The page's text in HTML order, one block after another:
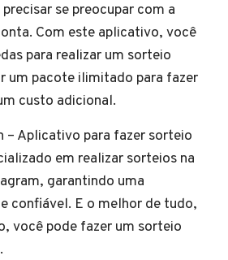
se preocupar com a
Com este aplicativo, você
para realizar um sorteio
um pacote ilimitado para fazer
custo adicional.
– Aplicativo para fazer sorteio
em realizar sorteios na
garantindo uma
confiável. E o melhor de tudo,
você pode fazer um sorteio